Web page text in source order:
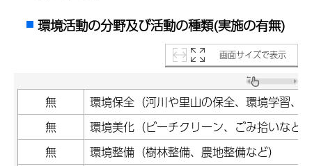
環境活動の分野及び活動の種類(実施の有無)
画面サイズで表示
無
環境保全（河川や里山の保全、環境学習、
無
環境美化（ビーチクリーン、ごみ拾いなど）
無
環境整備（樹林整備、農地整備など）